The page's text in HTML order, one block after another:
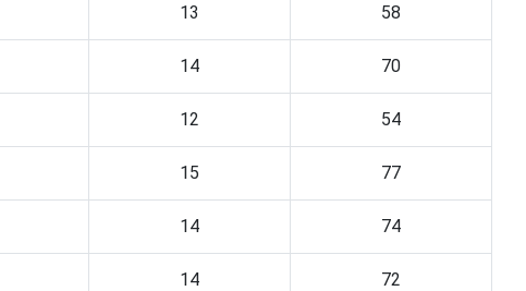
13 58
14 70
12 54
15 77
14 74
14 72